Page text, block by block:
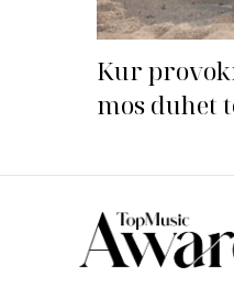
Kur
mos duhet